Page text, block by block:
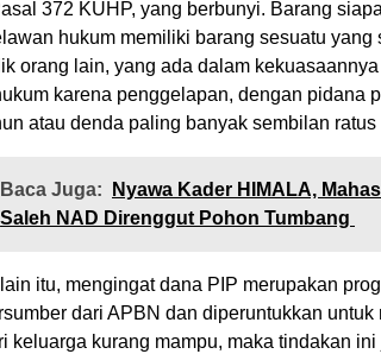
372 KUHP, yang berbunyi. Barang
hukum memiliki barang sesuatu yang
orang lain, yang ada dalam
karena penggelapan, dengan pidana
atau denda paling banyak sembilan ratus
Baca Juga:
Nyawa Kader HIMALA,
Saleh NAD Direnggut Pohon Tumbang
itu, mengingat dana PIP merupakan
dari APBN dan diperuntukkan
keluarga kurang mampu, maka tindakan